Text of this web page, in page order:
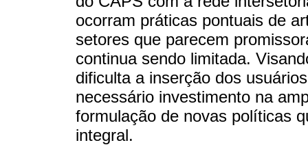
ocorram práticas pontuais de
setores que parecem
continua sendo limitada.
dificulta a inserção dos
necessário investimento na
formulação de novas políticas
integral.